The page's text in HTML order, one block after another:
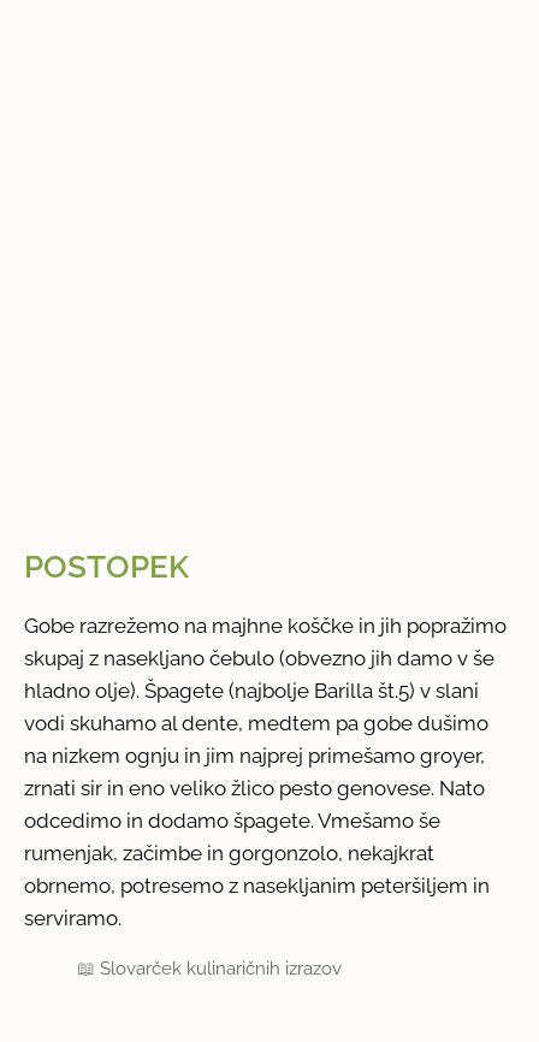
POSTOPEK
Gobe razrežemo na majhne koščke in jih popražimo
skupaj z nasekljano čebulo (obvezno jih damo v še
hladno olje). Špagete (najbolje Barilla št.5) v slani
vodi skuhamo al dente, medtem pa gobe dušimo
na nizkem ognju in jim najprej primešamo groyer,
zrnati sir in eno veliko žlico pesto genovese. Nato
odcedimo in dodamo špagete. Vmešamo še
rumenjak, začimbe in gorgonzolo, nekajkrat
obrnemo, potresemo z nasekljanim peteršiljem in
serviramo.
📖Slovarček kulinaričnih izrazov